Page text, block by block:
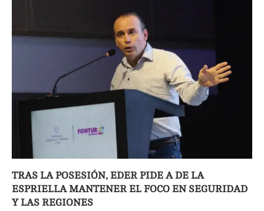
TRAS LA POSESIÓN, EDER PIDE A DE LA
ESPRIELLA MANTENER EL FOCO EN SEGURIDAD
Y LAS REGIONES